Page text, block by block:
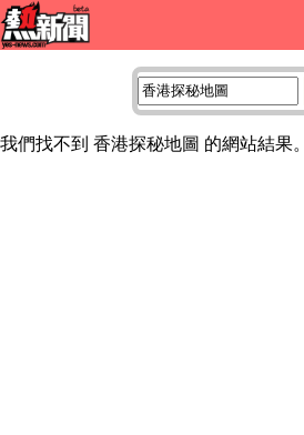
我們找不到 香港探秘地圖 的網站結果。